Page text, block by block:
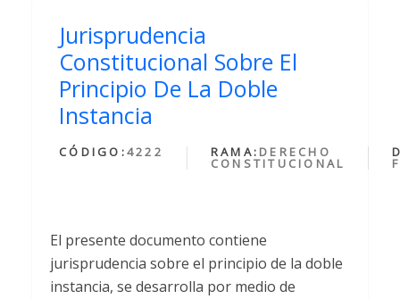
Jurisprudencia
Constitucional Sobre El
Principio De La Doble
Instancia
CÓDIGO:4222 RAMA: DERECHO
CONSTITUCIONAL
El presente documento contiene
jurisprudencia sobre el principio de la doble
instancia, se desarrolla por medio de